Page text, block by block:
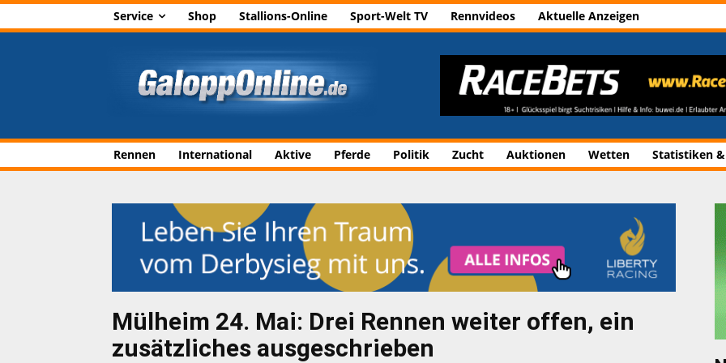
Service Shop Stallions-Online Sport-Welt TV Rennvideos Aktuelle Anzeigen
Rennen International Aktive Pferde Politik Zucht Auktionen Wetten Statistiken
Mülheim 24. Mai: Drei Rennen weiter offen, ein
zusätzliches ausgeschrieben